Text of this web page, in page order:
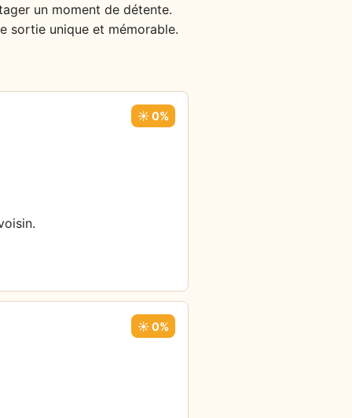
un moment de détente.
sortie unique et mémorable.
☀️ 0%
☀️ 0%